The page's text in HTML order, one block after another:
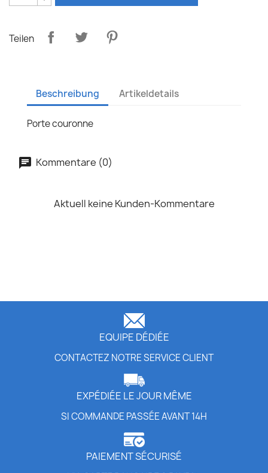
Teilen
Beschreibung Artikeldetails
Porte couronne
Kommentare (0)
Aktuell keine Kunden-Kommentare
EQUIPE DÉDIÉE
CONTACTEZ NOTRE SERVICE CLIENT
EXPÉDIÉE LE JOUR MÊME
SI COMMANDE PASSÉE AVANT 14H
PAIEMENT SÉCURISÉ